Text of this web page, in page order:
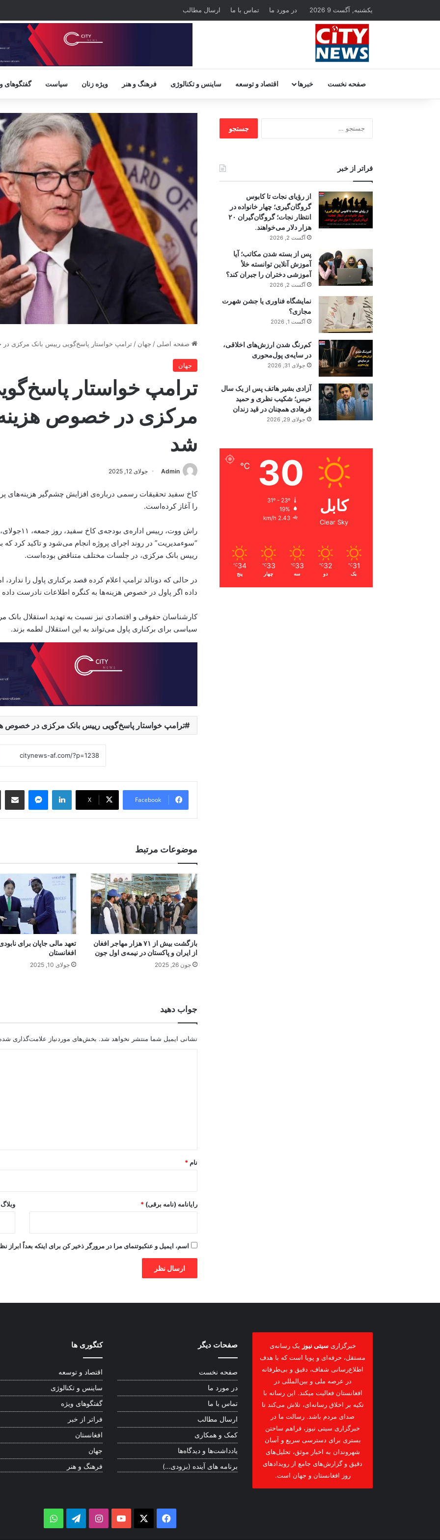
یکشنبه, آگست 9 2026 در مورد ما تماس با ما ارسال مطالب
صفحه نخست خبرها اقتصاد و توسعه ساینس و تکنالوژی فرهنگ و هنر ویژه زنان سیاست گفتگوهای
صفحه اصلی / جهان / ترامپ خواستار پاسخ‌گویی رییس بانک مرکزی
جهان
ترامپ خواستار
مرکزی در خصوص
شد
Admin جولای 12, 2025
کاخ سفید تحقیقات رسمی درباره‌ی افزایش چشم‌گیر هزینه‌های
را آغاز کرده‌است.
راش ووت،
“سوءمدیریت” در روند اجرای پروژه انجام می‌شود و تاکید کرد که
رییس بانک مرکزی، در جلسات مختلف متناقض بوده‌است.
در حالی که دونالد ترامپ اعلام کرده قصد برکناری پاول را
داده اگر پاول در خصوص هزینه‌ها به کنگره اطلاعات نادرست داده
کارشناسان حقوقی و اقتصادی نیز نسبت به تهدید استقلال بانک
سیاسی برای برکناری پاول می‌تواند به این استقلال لطمه بزند.
ترامپ خواستار پاسخ‌گویی رییس بانک مرکزی در خصوص
Facebook
X
LinkedIn
موضوعات مرتبط
بازگشت بیش از ۷۱ هزار مهاجر افغان
از ایران و پاکستان در نیمه‌ی اول جون
جون 26, 2025
تعهد مالی جاپان برای
افغانستان
جولای 10, 2025
جواب دهید
نشانی ایمیل شما منتشر نخواهد شد. بخش‌های موردنیاز علامت‌گذاری
نام *
رایانامه (نامه برقی) * وبلاگ
اسم، ایمیل و عنکبوتنمای مرا در مرورگر ذخیر کن برای اینکه بعداً ابراز
برای:
فراتر از خبر
از رؤیای نجات تا کابوس
گروگان‌گیری؛ چهار خانواده در
انتظار نجات؛ گروگان‌گیران ۲۰
هزار دلار می‌خواهند.
آگست 2, 2026
پس از بسته شدن مکاتب؛ آیا
آموزش آنلاین توانسته خلأ
آموزشی دختران را جبران کند؟
آگست 2, 2026
نمایشگاه فناوری یا جشن شهرت
مجازی؟
آگست 1, 2026
کم‌رنگ شدن ارزش‌های اخلاقی،
در سایه‌ی پول‌محوری
جولای 31, 2026
آزادی بشیر هاتف پس از یک سال
حبس؛ شکیب نظری و حمید
فرهادی همچنان در قید زندان
جولای 29, 2026
کابل
Clear Sky
30
℃
31º - 23º
19%
2.43 km/h
31
℃
یک
32
℃
دو
33
℃
سه
33
℃
چهار
34
℃
پنج
خبرگزاریسیتی نیوز یک رسانه‌ی
مستقل، حرفه‌ای و پویا است که با هدف
اطلاع‌رسانی شفاف، دقیق و بی‌طرفانه
در عرصه ملی و بین‌المللی در
افغانستان فعالیت میکند. این رسانه با
تکیه بر اخلاق رسانه‌ای، تلاش می‌کند تا
صدای مردم باشد. رسالت ما در
خبرگزاری سیتی نیوز، فراهم ساختن
بستری برای دسترسی سریع و آسان
شهروندان به اخبار موثق، تحلیل‌های
دقیق و گزارش‌های جامع از رویدادهای
روز افغانستان و جهان است.
صفحات دیگر
صفحه نخست
در مورد ما
تماس با ما
ارسال مطالب
کمک و همکاری
یادداشت‌ها و دیدگاه‌ها
برنامه های آینده (بزودی…)
کتگوری ها
اقتصاد و توسعه
ساینس و تکنالوژی
گفتگوهای ویژه
فراتر از خبر
افغانستان
جهان
فرهنگ و هنر
Facebook
YouTube
Instagram
Telegram
WhatsApp